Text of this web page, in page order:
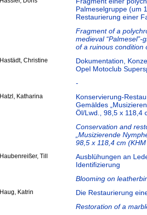
Palmeselgruppe (um
Restaurierung einer
Fragment of a
medieval
of a ruinous condition
Hastädt, Christine
Dokumentation,
Opel Motoclub
-
Hatzl, Katharina
Konservierung-
Gemäldes
Öl/Lwd., 98,5 x 118,4
Conservation and
„Musizierende
98,5 x 118,4 cm
Haubenreißer, Till
Ausblühungen an
Identifizierung
Blooming on
Haug, Katrin
Die Restaurierung
Restoration of a